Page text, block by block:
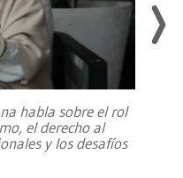
habla sobre el rol
el derecho al
y los desafíos